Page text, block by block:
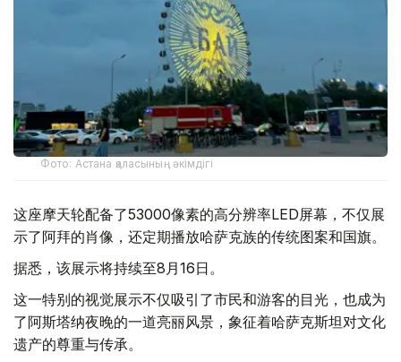
Фото: Астана қаласының әкімдігі
这座摩天轮配备了53000像素的高分辨率LED屏幕，不仅展
示了阿拜的肖像，还定期播放哈萨克族的传统图案和国旗。
据悉，该展示将持续至8月16日。
这一特别的视觉展示不仅吸引了市民和游客的目光，也成为
了阿斯塔纳夜晚的一道亮丽风景，象征着哈萨克斯坦对文化
遗产的尊重与传承。